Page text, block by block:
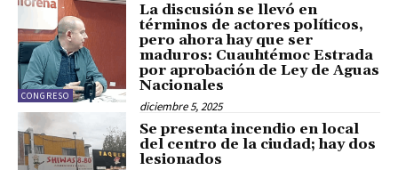
CONGRESO
La discusión se llevó en
términos de actores políticos,
pero ahora hay que ser
maduros: Cuauhtémoc Estrada
por aprobación de Ley de Aguas
Nacionales
diciembre 5, 2025
Se presenta incendio en local
del centro de la ciudad; hay dos
lesionados